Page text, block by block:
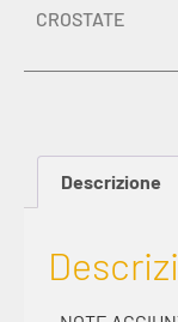
CROSTATE
Descrizione